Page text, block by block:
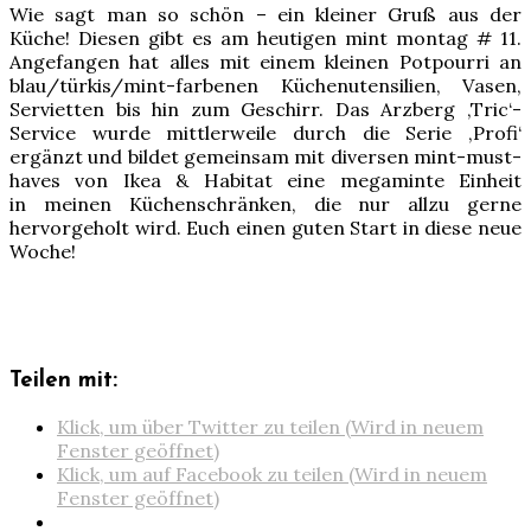
Wie sagt man so schön – ein kleiner Gruß aus der
Küche! Diesen gibt es am heutigen mint montag # 11.
Angefangen hat alles mit einem kleinen Potpourri an
blau/türkis/mint-farbenen Küchenutensilien, Vasen,
Servietten bis hin zum Geschirr. Das Arzberg ‚Tric‘-
Service wurde mittlerweile durch die Serie ‚Profi‘
ergänzt und bildet gemeinsam mit diversen mint-must-
haves von Ikea & Habitat eine megaminte Einheit
in meinen Küchenschränken, die nur allzu gerne
hervorgeholt wird. Euch einen guten Start in diese neue
Woche!
Teilen mit:
Klick, um über Twitter zu teilen (Wird in neuem
Fenster geöffnet)
Klick, um auf Facebook zu teilen (Wird in neuem
Fenster geöffnet)